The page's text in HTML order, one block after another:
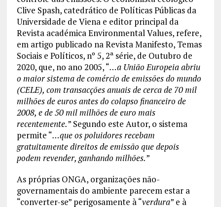
Clive Spash, catedrático de Políticas Públicas da
Universidade de Viena e editor principal da
Revista académica Environmental Values, refere,
em artigo publicado na Revista Manifesto, Temas
Sociais e Políticos, nº 5, 2ª série, de Outubro de
2020, que, no ano 2005, “…a União Europeia abriu
o maior sistema de comércio de emissões do mundo
(CELE), com transacções anuais de cerca de 70 mil
milhões de euros antes do colapso financeiro de
2008, e de 50 mil milhões de euro mais
recentemente.” Segundo este Autor, o sistema
permite “…que os poluidores recebam
gratuitamente direitos de emissão que depois
podem revender, ganhando milhões.”
As próprias ONGA, organizações não-
governamentais do ambiente parecem estar a
“converter-se” perigosamente à “verdura” e à